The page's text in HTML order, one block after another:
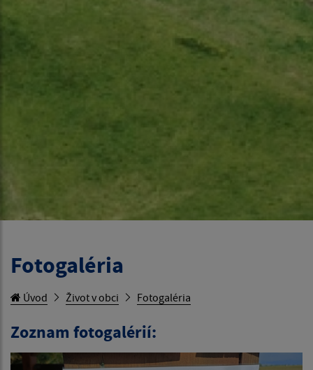
Fotogaléria
Úvod Život v obci Fotogaléria
Zoznam fotogalérií: